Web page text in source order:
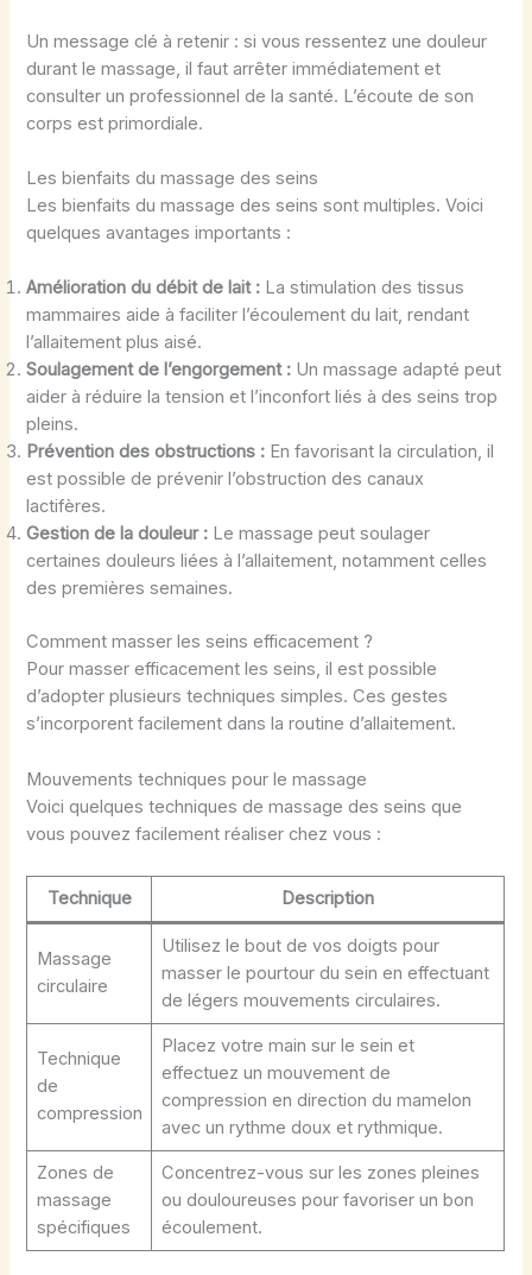
Un message clé à retenir : si vous ressentez une douleur
durant le massage, il faut arrêter immédiatement et
consulter un professionnel de la santé. L’écoute de son
corps est primordiale.
Les bienfaits du massage des seins
Les bienfaits du massage des seins sont multiples. Voici
quelques avantages importants :
Amélioration du débit de lait : La stimulation des tissus
mammaires aide à faciliter l’écoulement du lait, rendant
l’allaitement plus aisé.
Soulagement de l’engorgement : Un massage adapté peut
aider à réduire la tension et l’inconfort liés à des seins trop
pleins.
Prévention des obstructions : En favorisant la circulation, il
est possible de prévenir l’obstruction des canaux
lactifères.
Gestion de la douleur : Le massage peut soulager
certaines douleurs liées à l’allaitement, notamment celles
des premières semaines.
Comment masser les seins efficacement ?
Pour masser efficacement les seins, il est possible
d’adopter plusieurs techniques simples. Ces gestes
s’incorporent facilement dans la routine d’allaitement.
Mouvements techniques pour le massage
Voici quelques techniques de massage des seins que
vous pouvez facilement réaliser chez vous :
Technique Description
Massage
circulaire
Utilisez le bout de vos doigts pour
masser le pourtour du sein en effectuant
de légers mouvements circulaires.
Technique
de
compression
Placez votre main sur le sein et
effectuez un mouvement de
compression en direction du mamelon
avec un rythme doux et rythmique.
Zones de
massage
spécifiques
Concentrez-vous sur les zones pleines
ou douloureuses pour favoriser un bon
écoulement.